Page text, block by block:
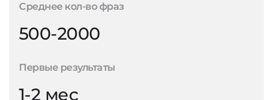
Среднее кол-во фраз
500-2000
Первые результаты
1-2 мес